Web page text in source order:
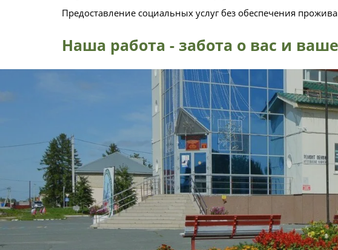
Предоставление социальных услуг без обеспечения
Наша работа - забота о вас и